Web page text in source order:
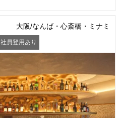
大阪/なんば・心斎橋・ミナミ
社員登用あり